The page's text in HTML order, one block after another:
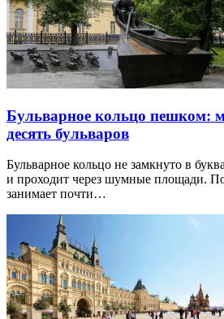
Бульварное кольцо пешком:
десять бульваров
Бульварное кольцо не замкнуто в
и проходит через шумные площади.
занимает почти…